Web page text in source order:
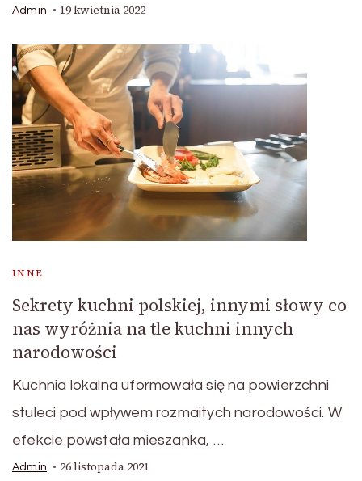
Admin 19 kwietnia 2022
INNE
Sekrety kuchni polskiej, innymi słowy co
nas wyróżnia na tle kuchni innych
narodowości
Kuchnia lokalna uformowała się na powierzchni
stuleci pod wpływem rozmaitych narodowości. W
efekcie powstała mieszanka, …
Admin 26 listopada 2021